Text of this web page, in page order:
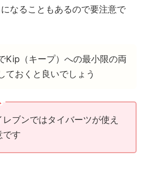
なることもあるので要注意で
Kip（キープ）への最小限の両
ておくと良いでしょう
ブンではタイバーツが使え
です